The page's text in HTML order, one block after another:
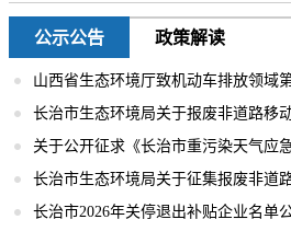
公示公告 政策解读
山西省生态环境厅致机动车排放领域
长治市生态环境局关于报废非道路移
关于公开征求《长治市重污染天气应
长治市生态环境局关于征集报废非道
长治市2026年关停退出补贴企业名单